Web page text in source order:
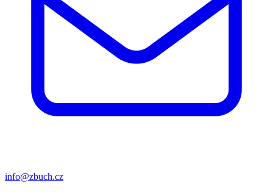
info@zbuch.cz